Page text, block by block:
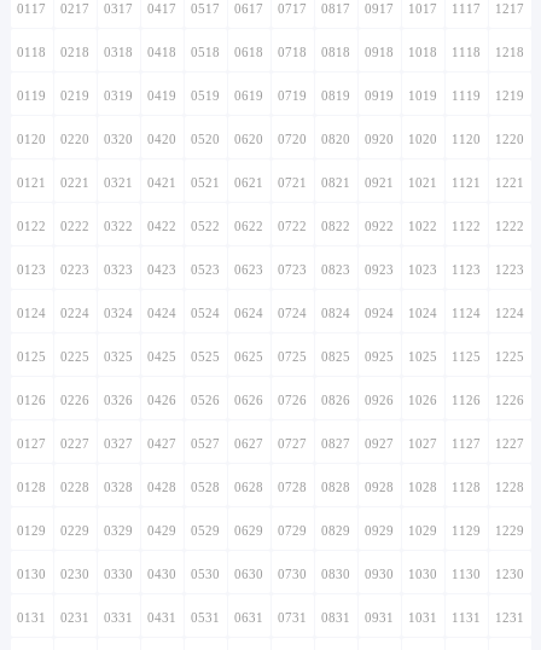
0117 0217 0317 0417 0517 0617 0717 0817 0917 1017 1117 1217
0118 0218 0318 0418 0518 0618 0718 0818 0918 1018 1118 1218
0119 0219 0319 0419 0519 0619 0719 0819 0919 1019 1119 1219
0120 0220 0320 0420 0520 0620 0720 0820 0920 1020 1120 1220
0121 0221 0321 0421 0521 0621 0721 0821 0921 1021 1121 1221
0122 0222 0322 0422 0522 0622 0722 0822 0922 1022 1122 1222
0123 0223 0323 0423 0523 0623 0723 0823 0923 1023 1123 1223
0124 0224 0324 0424 0524 0624 0724 0824 0924 1024 1124 1224
0125 0225 0325 0425 0525 0625 0725 0825 0925 1025 1125 1225
0126 0226 0326 0426 0526 0626 0726 0826 0926 1026 1126 1226
0127 0227 0327 0427 0527 0627 0727 0827 0927 1027 1127 1227
0128 0228 0328 0428 0528 0628 0728 0828 0928 1028 1128 1228
0129 0229 0329 0429 0529 0629 0729 0829 0929 1029 1129 1229
0130 0230 0330 0430 0530 0630 0730 0830 0930 1030 1130 1230
0131 0231 0331 0431 0531 0631 0731 0831 0931 1031 1131 1231